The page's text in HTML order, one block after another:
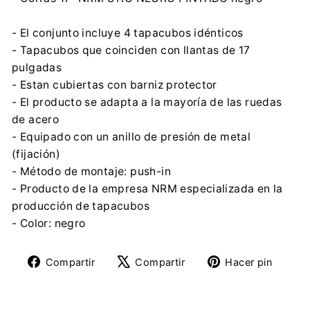
- El conjunto incluye 4 tapacubos idénticos
- Tapacubos que coinciden con llantas de 17
pulgadas
- Estan cubiertas con barniz protector
- El producto se adapta a la mayoría de las ruedas
de acero
- Equipado con un anillo de presión de metal
(fijación)
- Método de montaje: push-in
- Producto de la empresa NRM especializada en la
producción de tapacubos
- Color: negro
Compartir
CompartirCompartir
TuitearHacer pin